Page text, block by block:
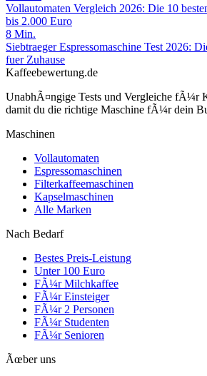
Vollautomaten Vergleich 2026: Die 10
bis 2.000 Euro
8 Min.
Siebtraeger Espressomaschine Test 2026:
fuer Zuhause
Kaffeebewertung.de
UnabhÃ¤ngige Tests und Vergleiche fÃ¼r
damit du die richtige Maschine fÃ¼r dein
Maschinen
Vollautomaten
Espressomaschinen
Filterkaffeemaschinen
Kapselmaschinen
Alle Marken
Nach Bedarf
Bestes Preis-Leistung
Unter 100 Euro
FÃ¼r Milchkaffee
FÃ¼r Einsteiger
FÃ¼r 2 Personen
FÃ¼r Studenten
FÃ¼r Senioren
Ãœber uns